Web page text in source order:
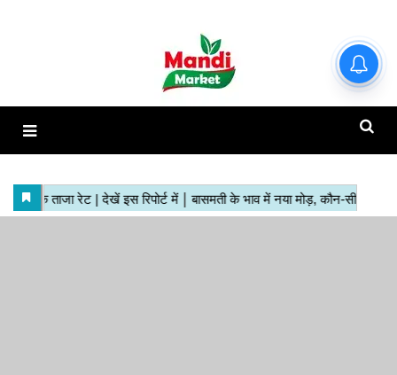
हाजिर मंडियों के ताजा रेट | देखें इस
रिपोर्ट में